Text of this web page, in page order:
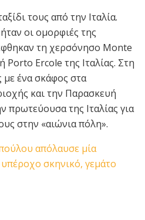
τους από την Ιταλία.
οι ομορφιές της
τη χερσόνησο Monte
Ercole της Ιταλίας. Στη
με ένα σκάφος στα
και την Παρασκευή
πρωτεύουσα της Ιταλίας για
στην «αιώνια πόλη».
απόλαυσε μία
σκηνικό, γεμάτο